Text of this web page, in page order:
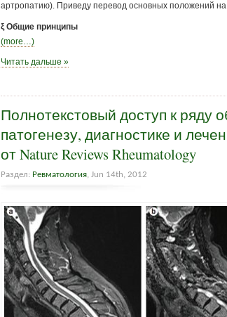
артропатию). Приведу перевод основных положений на
ξ Общие принципы
(more…)
Читать дальше »
Полнотекстовый доступ к ряду
патогенезу, диагностике и
от Nature Reviews Rheumatology
Раздел: Ревматология, Jun 14th, 2012